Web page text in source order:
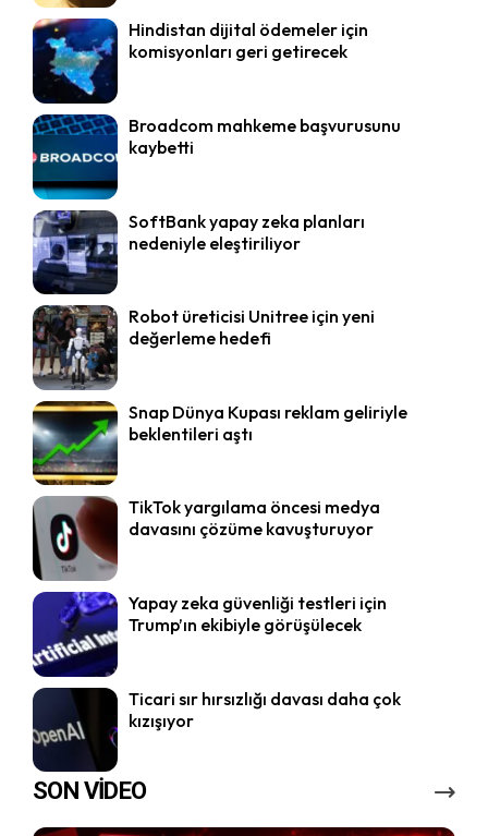
Hindistan dijital ödemeler için
komisyonları geri getirecek
Broadcom mahkeme başvurusunu
kaybetti
SoftBank yapay zeka planları
nedeniyle eleştiriliyor
Robot üreticisi Unitree için yeni
değerleme hedefi
Snap Dünya Kupası reklam geliriyle
beklentileri aştı
TikTok yargılama öncesi medya
davasını çözüme kavuşturuyor
Yapay zeka güvenliği testleri için
Trump’ın ekibiyle görüşülecek
Ticari sır hırsızlığı davası daha çok
kızışıyor
SON VİDEO